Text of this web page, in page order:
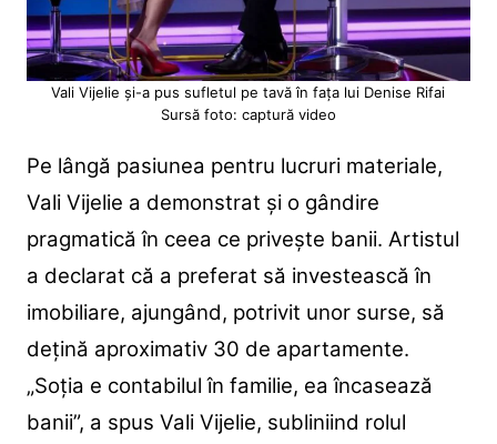
Vali Vijelie și-a pus sufletul pe tavă în fața lui Denise Rifai
Sursă foto: captură video
Pe lângă pasiunea pentru lucruri materiale,
Vali Vijelie a demonstrat și o gândire
pragmatică în ceea ce privește banii. Artistul
a declarat că a preferat să investească în
imobiliare, ajungând, potrivit unor surse, să
dețină aproximativ 30 de apartamente.
„Soția e contabilul în familie, ea încasează
banii”, a spus Vali Vijelie, subliniind rolul